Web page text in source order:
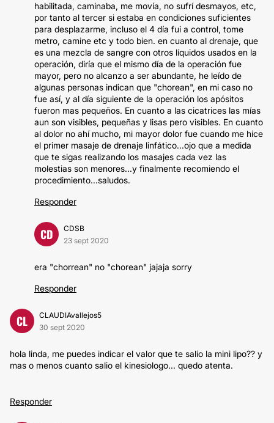
habilitada, caminaba, me movía, no sufrí desmayos, etc,
por tanto al tercer si estaba en condiciones suficientes
para desplazarme, incluso el 4 día fui a control, tome
metro, camine etc y todo bien. en cuanto al drenaje, que
es una mezcla de sangre con otros líquidos usados en la
operación, diría que el mismo día de la operación fue
mayor, pero no alcanzo a ser abundante, he leído de
algunas personas indican que "chorean", en mi caso no
fue así, y al día siguiente de la operación los apósitos
fueron mas pequeños. En cuanto a las cicatrices las mías
aun son visibles, pequeñas y lisas pero visibles. En cuanto
al dolor no ahí mucho, mi mayor dolor fue cuando me hice
el primer masaje de drenaje linfático...ojo que a medida
que te sigas realizando los masajes cada vez las
molestias son menores...y finalmente recomiendo el
procedimiento...saludos.
Responder
CD
CDSB
23 sept 2020
era "chorrean" no "chorean" jajaja sorry
Responder
CL
CLAUDIAvallejos5
30 sept 2020
hola linda, me puedes indicar el valor que te salio la mini lipo?? y
mas o menos cuanto salio el kinesiologo... quedo atenta.
Responder